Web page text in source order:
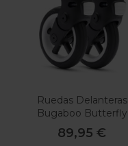
Ruedas Delanteras
Bugaboo Butterfly
89,95 €